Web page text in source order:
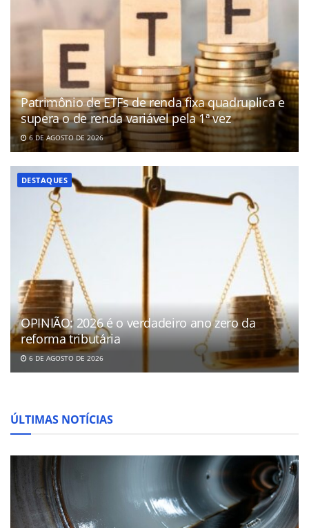
Patrimônio de ETFs de renda fixa quadruplica e
supera o de renda variável pela 1ª vez
6 DE AGOSTO DE 2026
DESTAQUES
OPINIÃO: 2026 é o verdadeiro ano zero da
reforma tributária
6 DE AGOSTO DE 2026
ÚLTIMAS NOTÍCIAS